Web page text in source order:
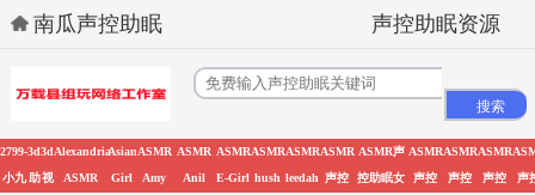
南瓜声控助眠 声控助眠资源
2799-
小九
3d
助
3d
视
Alexandria
ASMR
Asian
Girl
ASMR
Amy
ASMR
Anil
ASMR
E-Girl
ASMR
hush
ASMR
leedah
ASMR
声控
ASMR声
控助眠女
ASMR
声控
ASMR
声控
ASMR
声控
声